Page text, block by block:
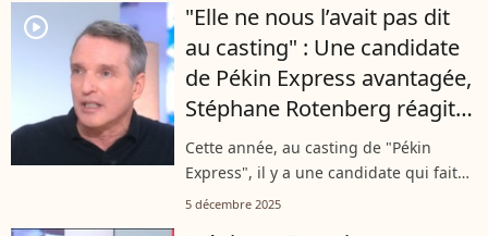
activité bien loin du monde des
médias....
player2
"Elle ne nous l’avait pas dit
au casting" : Une candidate
de Pékin Express avantagée,
Stéphane Rotenberg réagit à
cette affaire qui fait parler
Cette année, au casting de "Pékin
Express", il y a une candidate qui fait
beaucoup parler. Il s'agit de Marianne
5 décembre 2025